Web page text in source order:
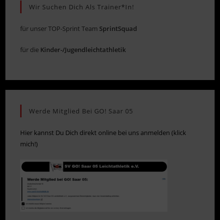
Wir Suchen Dich Als Trainer*in!
für unser TOP-Sprint Team SprintSquad
für die Kinder-/Jugendleichtathletik
Werde Mitglied Bei GO! Saar 05
Hier kannst Du Dich direkt online bei uns anmelden (klick
mich!)